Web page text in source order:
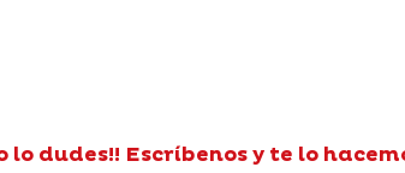
dudes!! Escríbenos y te lo